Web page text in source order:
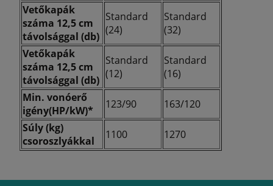
Vetőkapák
száma 12,5 cm
távolsággal (db)
Standard
(24)
Standard
(32)
Vetőkapák
száma 12,5 cm
távolsággal (db)
Standard
(12)
Standard
(16)
Min. vonóerő
igény(HP/kW)*
123/90
163/120
Súly (kg)
csoroszlyákkal
1100 1270